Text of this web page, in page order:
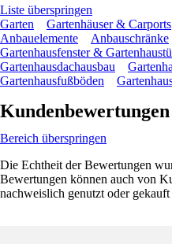
Liste überspringen
Garten
Gartenhäuser & Carports
Anbauelemente
Anbauschränke
Gartenhausfenster &
Gartenhausdachausbau
Gartenhausfußböden
Kundenbewertungen
Bereich überspringen
Die Echtheit der Bewertungen
Bewertungen können auch von
nachweislich genutzt oder gekauft